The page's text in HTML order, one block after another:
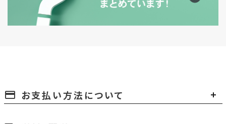
payment お支払い方法について